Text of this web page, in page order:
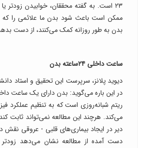
۲۳ است. به گفته محققان، خوابیدن زودتر
بدن به طور روزانه کمک می‌کنند، از دست
ساعت داخلی ۲۴ساعته بدن
دیوید پلانز، سرپرست این تحقیق و استاد
ریتم شبانه‌روزی است که به تنظیم عملکرد
می‌کند. هرچند این مطالعه نمی‌تواند ثابت
دیر در ایجاد بیماری‌های قلبی - عروقی نقش
دست آمده از مطالعه نشان می‌دهد زودتر